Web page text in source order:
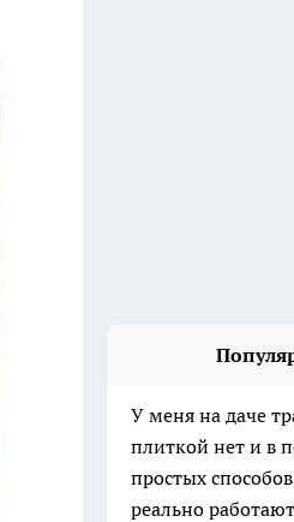
У меня на даче
плиткой нет и в
простых
реально работают